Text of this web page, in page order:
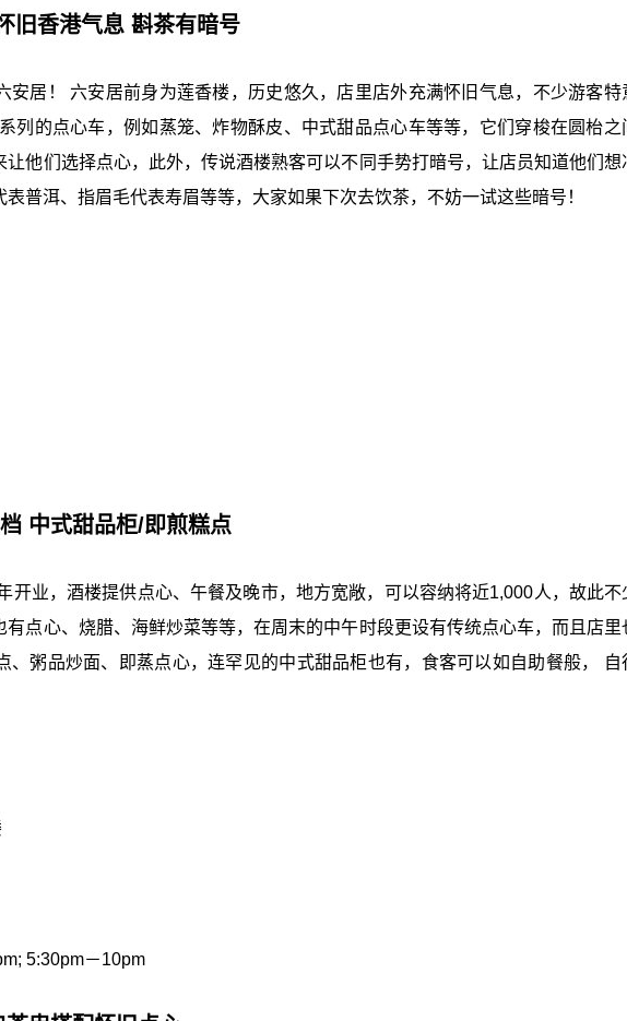
旧香港气息 斟茶有暗号
安居！ 六安居前身为莲香楼，历史悠久，店里店外充满怀旧气息，不少游客特
列的点心车，例如蒸笼、炸物酥皮、中式甜品点心车等等，它们穿梭在圆枱之
他们选择点心，此外，传说酒楼熟客可以不同手势打暗号，让店员知道他们想
普洱、指眉毛代表寿眉等等，大家如果下次去饮茶，不妨一试这些暗号！
中式甜品柜/即煎糕点
开业，酒楼提供点心、午餐及晚市，地方宽敞，可以容纳将近1,000人，故此不
点心、烧腊、海鲜炒菜等等，在周末的中午时段更设有传统点心车，而且店里
、粥品炒面、即蒸点心，连罕见的中式甜品柜也有，食客可以如自助餐般， 自
5:30pm－10pm